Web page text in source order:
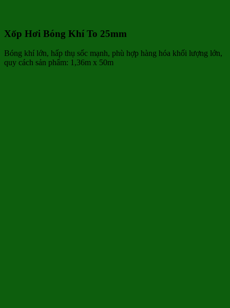
Xốp Hơi Bóng Khí To 25mm
Bóng khí lớn, hấp thụ sốc mạnh, phù hợp hàng hóa khối lượng lớn,
quy cách sản phẩm: 1,36m x 50m